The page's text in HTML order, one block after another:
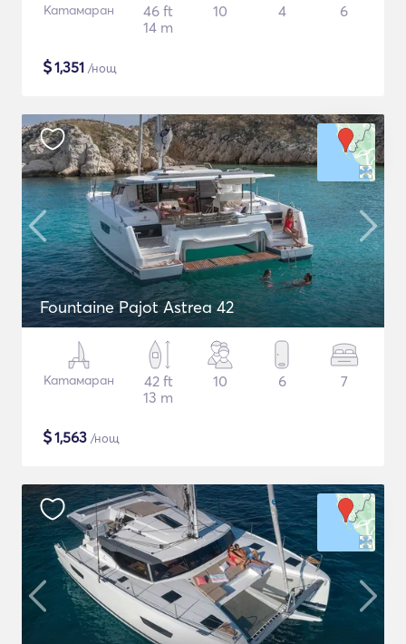
Катамаран
46 ft
14 m
10 4 6
$1,351 /нощ
Fountaine Pajot Astrea 42
Катамаран
42 ft
13 m
10 6 7
$1,563 /нощ